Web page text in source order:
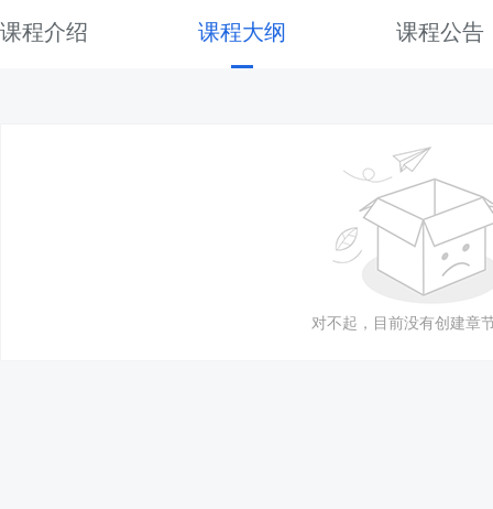
课程介绍 课程大纲 课程公告
对不起，目前没有创建章